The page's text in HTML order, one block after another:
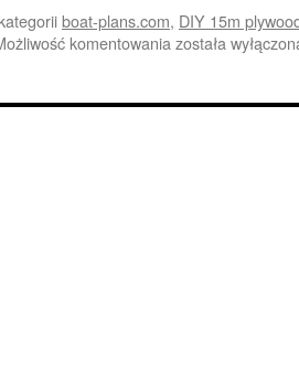
boat-plans.com, DIY 15m
komentowania Introduction
15m
została